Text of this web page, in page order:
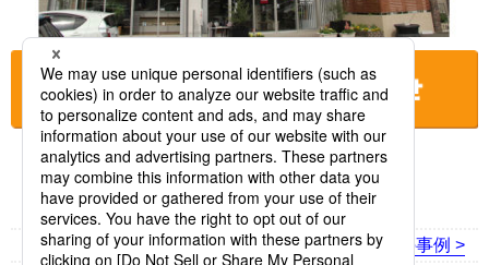
お店に電話をする
< 前の事例 次の事例 >